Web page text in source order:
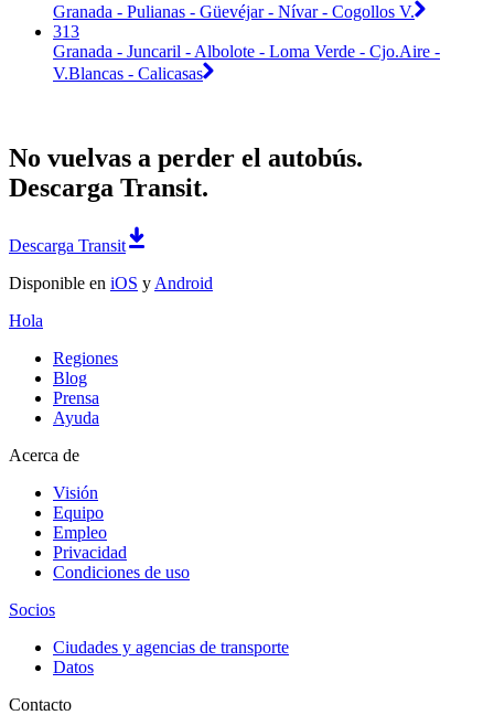
Granada - Pulianas - Güevéjar - Nívar - Cogollos V.
313
Granada - Juncaril - Albolote - Loma Verde - Cjo.Aire -
V.Blancas - Calicasas
No vuelvas a perder el autobús.
Descarga Transit.
Descarga Transit
Disponible en iOS y Android
Hola
Regiones
Blog
Prensa
Ayuda
Acerca de
Visión
Equipo
Empleo
Privacidad
Condiciones de uso
Socios
Ciudades y agencias de transporte
Datos
Contacto